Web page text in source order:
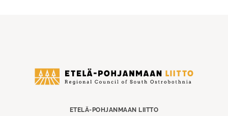
Etelä-
ETELÄ-POHJANMAAN LIITTO